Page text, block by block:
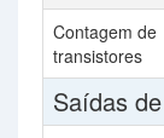
Contagem de
transistores
Saídas